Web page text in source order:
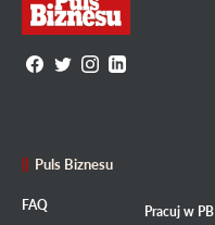
Puls Biznesu
FAQ Pracuj w PB